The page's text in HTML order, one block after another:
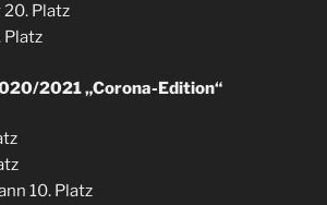
Platz
Platz
2021 „Corona-Edition“
10. Platz